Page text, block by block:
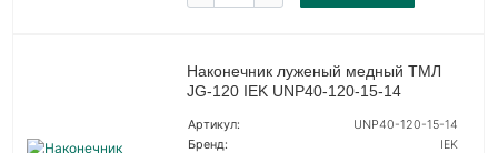
Наконечник луженый медный ТМЛ
JG-120 IEK UNP40-120-15-14
Артикул:
UNP40-120-15-14
Бренд:
IEK